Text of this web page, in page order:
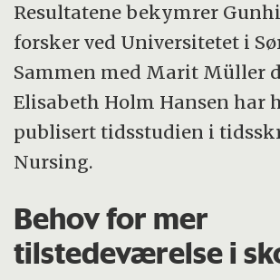
Resultatene bekymrer
forsker ved Universitetet i
Sammen med Marit Müller
Elisabeth Holm Hansen har
publisert tidsstudien i
Nursing.
Behov for mer
tilstedeværelse i